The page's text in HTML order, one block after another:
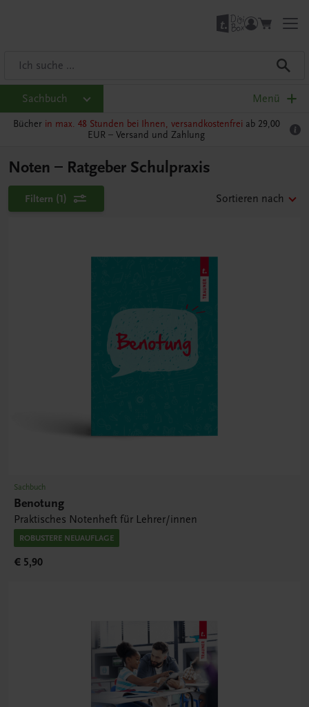
Sachbuch Menü
Bücher in max. 48 Stunden bei Ihnen, versandkostenfrei ab 29,00
EUR – Versand und Zahlung
Noten – Ratgeber Schulpraxis
Filtern (1) Sortieren nach
Sachbuch
Benotung
Praktisches Notenheft für Lehrer/innen
ROBUSTERE NEUAUFLAGE
€ 5,90